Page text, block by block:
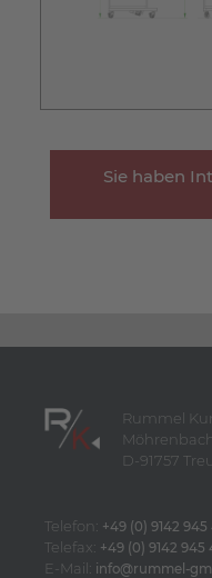
Sie haben
Rummel
D-91757
Telefon: +49 (0) 9142 945
Telefax: +49 (0) 9142 945
E-Mail: info@rummel-